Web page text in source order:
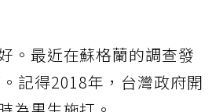
。最近在蘇格蘭的調查發
記得2018年，台灣政府開